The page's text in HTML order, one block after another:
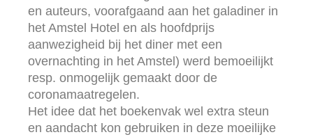
en auteurs, voorafgaand aan het galadiner in
het Amstel Hotel en als hoofdprijs
aanwezigheid bij het diner met een
overnachting in het Amstel) werd bemoeilijkt
resp. onmogelijk gemaakt door de
coronamaatregelen.
Het idee dat het boekenvak wel extra steun
en aandacht kon gebruiken in deze moeilijke